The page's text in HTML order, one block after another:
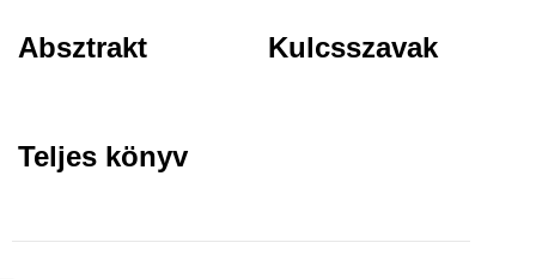
Absztrakt Kulcsszavak
Teljes könyv